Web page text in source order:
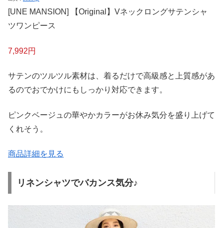
[UNE MANSION] 【Original】Vネックロングサテンシャ
ツワンピース
7,992円
サテンのツルツル素材は、着るだけで高級感と上質感があ
るのでおでかけにもしっかり対応できます。
ピンクベージュの華やかカラーがお休み気分を盛り上げて
くれそう。
商品詳細を見る
リネンシャツでバカンス気分♪